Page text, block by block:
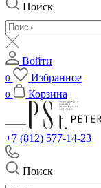
Поиск
Войти
0 Избранное
0 Корзина
+7 (812) 577-14-23
Поиск